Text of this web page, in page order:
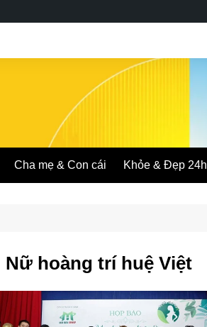
Cha mẹ & Con cái Khỏe & Đẹp 24h
Nữ hoàng trí huệ Việt